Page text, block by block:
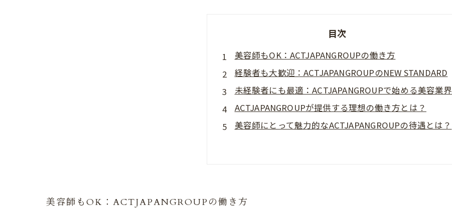
目次
美容師もOK：ACTJAPANGROUPの働き方
経験者も大歓迎：ACTJAPANGROUPのNEW STANDARD
未経験者にも最適：ACTJAPANGROUPで始める美容業界
ACTJAPANGROUPが提供する理想の働き方とは？
美容師にとって魅力的なACTJAPANGROUPの待遇とは？
美容師もOK：ACTJAPANGROUPの働き方